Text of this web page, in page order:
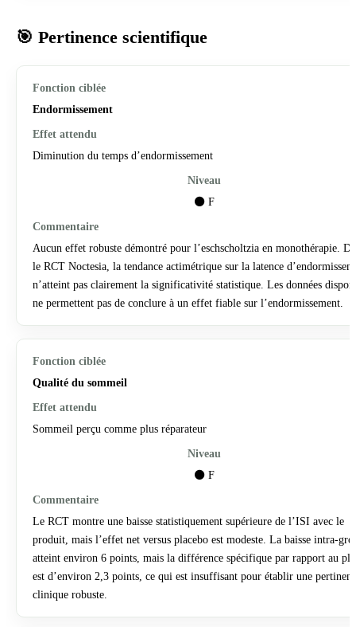
🎯 Pertinence scientifique
Endormissement
Diminution du temps d’endormissement
⚫ F
Aucun effet robuste démontré pour l’eschscholtzia en monothérapie.
le RCT Noctesia, la tendance actimétrique sur la latence
n’atteint pas clairement la significativité statistique. Les données
ne permettent pas de conclure à un effet fiable sur l’endormissement.
Qualité du sommeil
Sommeil perçu comme plus réparateur
⚫ F
Le RCT montre une baisse statistiquement supérieure de l’ISI avec le
produit, mais l’effet net versus placebo est modeste. La baisse intra-
atteint environ 6 points, mais la différence spécifique par rapport au
est d’environ 2,3 points, ce qui est insuffisant pour établir une
clinique robuste.